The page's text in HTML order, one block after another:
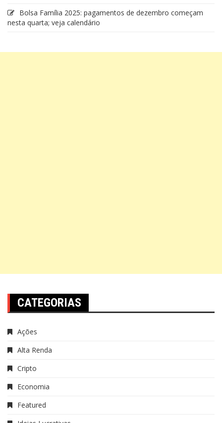
Bolsa Família 2025: pagamentos de dezembro começam
nesta quarta; veja calendário
CATEGORIAS
Ações
Alta Renda
Cripto
Economia
Featured